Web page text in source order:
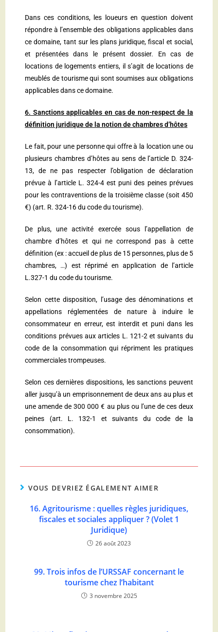
Dans ces conditions, les loueurs en question doivent
répondre à l’ensemble des obligations applicables dans
ce domaine, tant sur les plans juridique, fiscal et social,
et présentées dans le présent dossier. En cas de
locations de logements entiers, il s’agit de locations de
meublés de tourisme qui sont soumises aux obligations
applicables dans ce domaine.
6. Sanctions applicables en cas de non-respect de la
définition juridique de la notion de chambres d’hôtes
Le fait, pour une personne qui offre à la location une ou
plusieurs chambres d’hôtes au sens de l’article D. 324-
13, de ne pas respecter l’obligation de déclaration
prévue à l’article L. 324-4est puni des peines prévues
pour les contraventions de la troisième classe (soit 450
€) (art. R. 324-16 du code du tourisme).
De plus, une activité exercée sous l’appellation de
chambre d’hôtes et qui ne correspond pas à cette
définition (ex : accueil de plus de 15 personnes, plus de 5
chambres, …) est réprimé en application de l’article
L.327-1 du code du tourisme.
Selon cette disposition, l’usage des dénominations et
appellations réglementées de nature à induire le
consommateur en erreur, est interdit et puni dans les
conditions prévues auxarticles L. 121-2 et suivants du
code de la consommation qui répriment les pratiques
commerciales trompeuses.
Selon ces dernières dispositions, les sanctions peuvent
aller jusqu’à un emprisonnement de deux ans au plus et
une amende de 300 000 € au plus ou l’une de ces deux
peines (art. L. 132-1 et suivants du code de la
consommation).
VOUS DEVRIEZ ÉGALEMENT AIMER
16. Agritourisme : quelles règles juridiques,
fiscales et sociales appliquer ? (Volet 1
Juridique)
26 août 2023
99. Trois infos de l’URSSAF concernant le
tourisme chez l’habitant
3 novembre 2025